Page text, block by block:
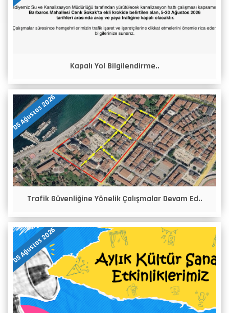
Kapalı Yol Bilgilendirme..
05 Ağustos 2026
Trafik Güvenliğine Yönelik Çalışmalar Devam Ed..
05 Ağustos 2026